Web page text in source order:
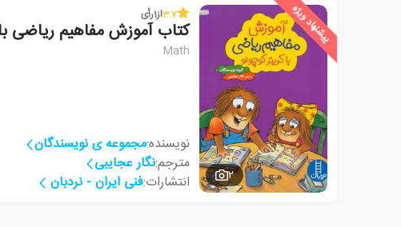
پیشنهاد ویژه
2
3.7از1رأی
کتاب آموزش مفاهیم ریاضی
Math
نویسنده:مجموعه ی نویسندگان
مترجم:نگار عجایبی
انتشارات:فنی ایران - نردبان